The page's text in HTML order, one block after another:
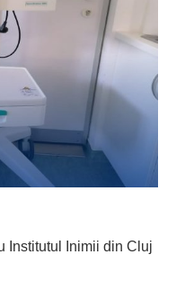
Institutul Inimii din Cluj